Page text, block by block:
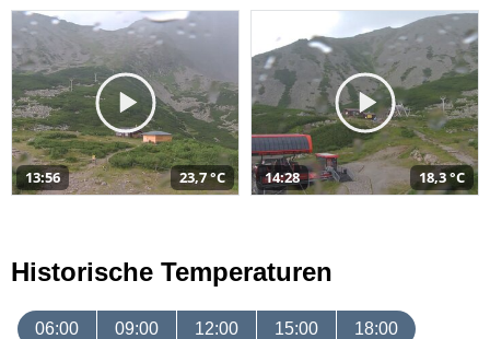
13:56 23,7 °C 14:28 18,3 °C
Historische Temperaturen
06:00 09:00 12:00 15:00 18:00